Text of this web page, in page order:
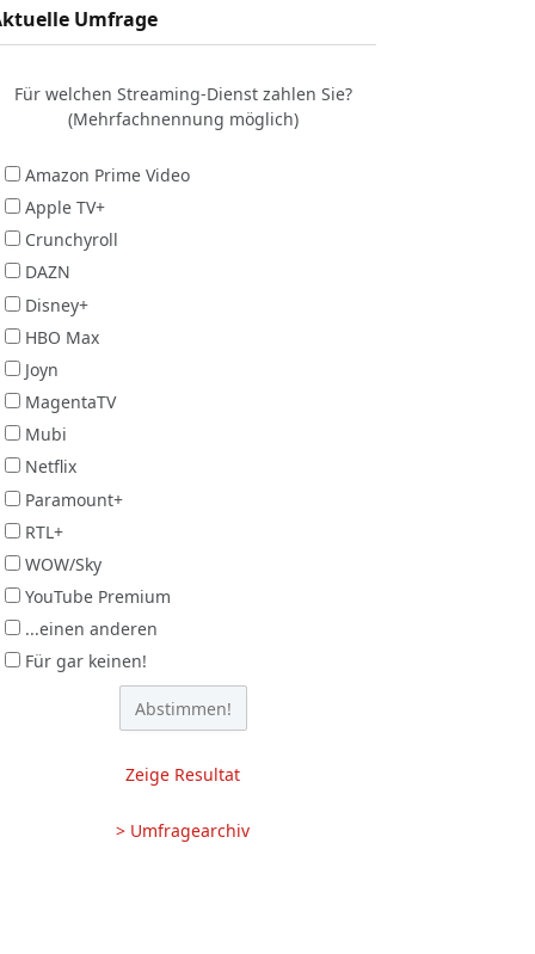
Umfrage
Für welchen Streaming-Dienst zahlen Sie?
(Mehrfachnennung möglich)
Amazon Prime Video
Apple TV+
Crunchyroll
DAZN
Disney+
HBO Max
Joyn
MagentaTV
Mubi
Netflix
Paramount+
RTL+
WOW/Sky
YouTube Premium
...einen anderen
Für gar keinen!
Zeige Resultat
> Umfragearchiv